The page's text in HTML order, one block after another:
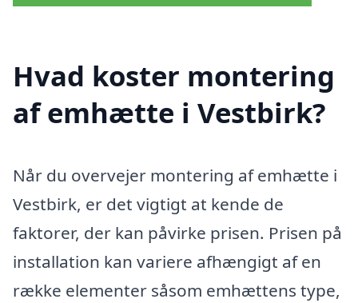
Hvad koster montering
af emhætte i Vestbirk?
Når du overvejer montering af emhætte i
Vestbirk, er det vigtigt at kende de
faktorer, der kan påvirke prisen. Prisen på
installation kan variere afhængigt af en
række elementer såsom emhættens type,